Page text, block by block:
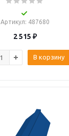
Артикул: 487680
2 515 ₽
В корзину